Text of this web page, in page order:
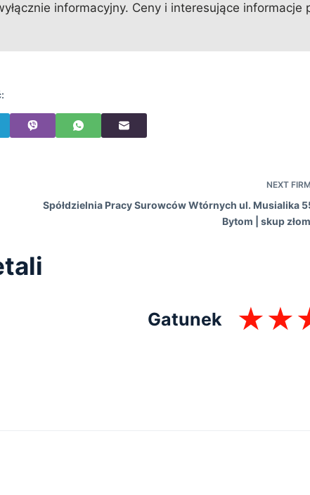
informacyjny. Ceny i interesujące informacje
NEXT
Spółdzielnia Pracy Surowców Wtórnych ul. Musialika
Bytom | skup
Gatunek